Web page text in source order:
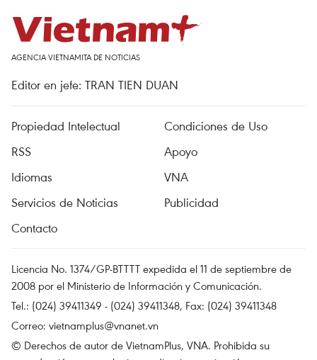
AGENCIA VIETNAMITA DE NOTICIAS
Editor en jefe: TRAN TIEN DUAN
Propiedad Intelectual
Condiciones de Uso
RSS
Apoyo
Idiomas
VNA
Servicios de Noticias
Publicidad
Contacto
Licencia No. 1374/GP-BTTTT expedida el 11 de septiembre de
2008 por el Ministerio de Información y Comunicación.
Tel.: (024) 39411349 - (024) 39411348, Fax: (024) 39411348
Correo: vietnamplus@vnanet.vn
© Derechos de autor de VietnamPlus, VNA. Prohibida su